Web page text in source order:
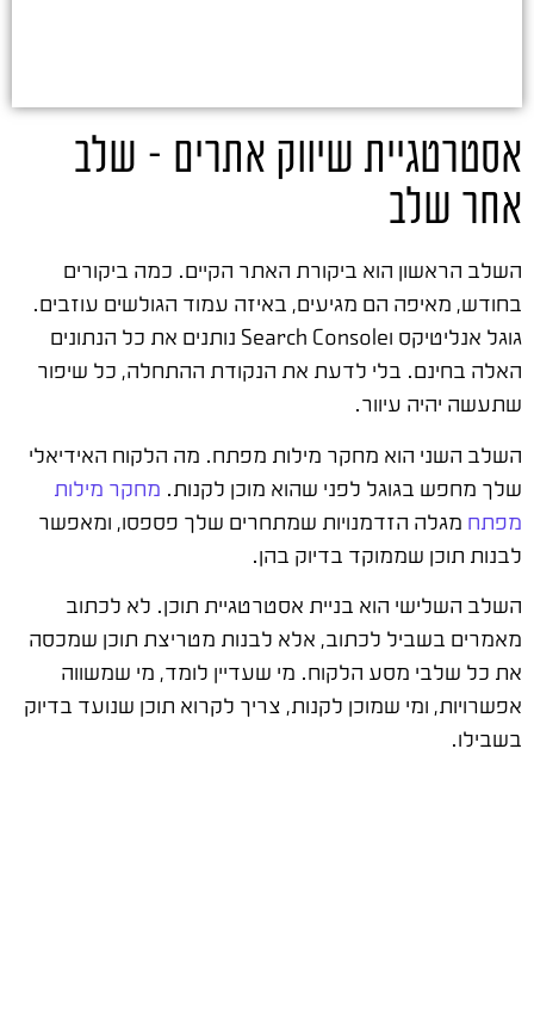
אסטרטגיית שיווק אתרים – שלב
אחר שלב
השלב הראשון הוא ביקורת האתר הקיים. כמה ביקורים
בחודש, מאיפה הם מגיעים, באיזה עמוד הגולשים עוזבים.
גוגל אנליטיקס וSearch Console נותנים את כל הנתונים
האלה בחינם. בלי לדעת את הנקודת ההתחלה, כל שיפור
שתעשה יהיה עיוור.
השלב השני הוא מחקר מילות מפתח. מה הלקוח האידיאלי
שלך מחפש בגוגל לפני שהוא מוכן לקנות. מחקר מילות
מפתח מגלה הזדמנויות שמתחרים שלך פספסו, ומאפשר
לבנות תוכן שממוקד בדיוק בהן.
השלב השלישי הוא בניית אסטרטגיית תוכן. לא לכתוב
מאמרים בשביל לכתוב, אלא לבנות מטריצת תוכן שמכסה
את כל שלבי מסע הלקוח. מי שעדיין לומד, מי שמשווה
אפשרויות, ומי שמוכן לקנות, צריך לקרוא תוכן שנועד בדיוק
בשבילו.